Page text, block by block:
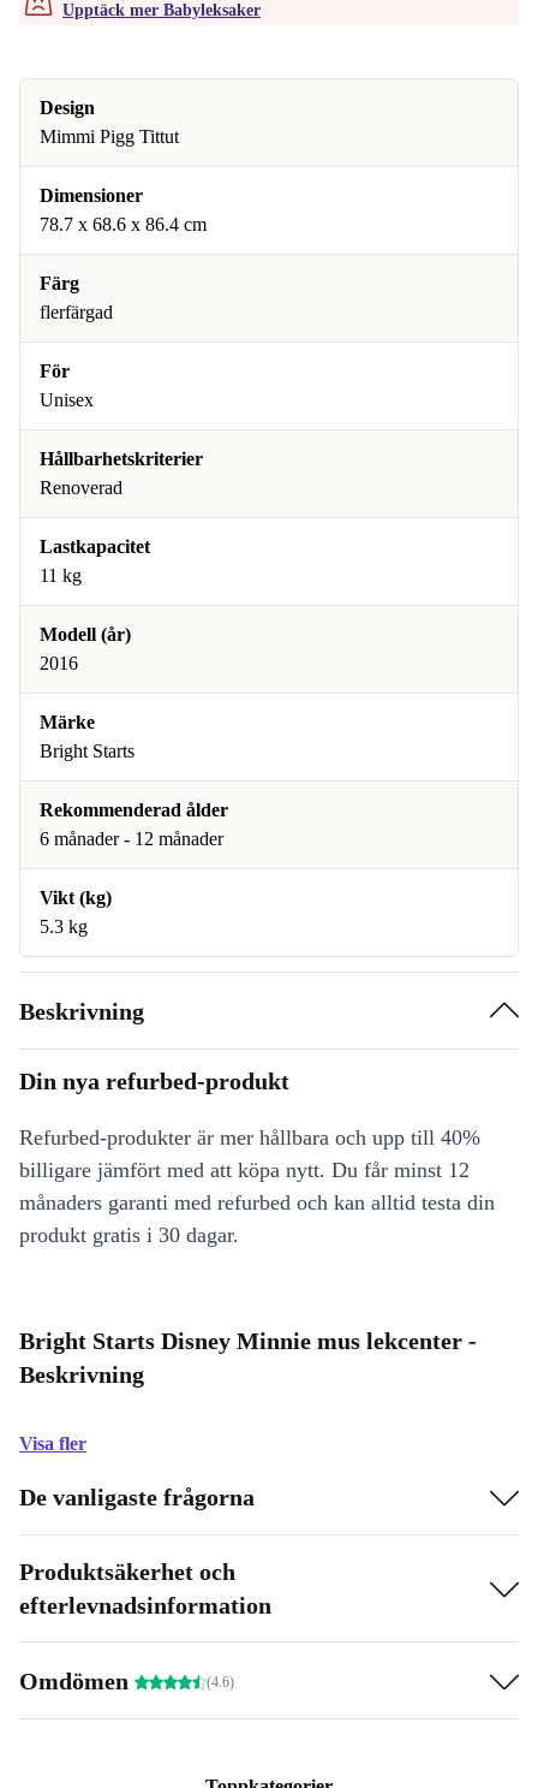
Upptäck mer Babyleksaker
Design
Mimmi Pigg Tittut
Dimensioner
78.7 x 68.6 x 86.4 cm
Färg
flerfärgad
För
Unisex
Hållbarhetskriterier
Renoverad
Lastkapacitet
11 kg
Modell (år)
2016
Märke
Bright Starts
Rekommenderad ålder
6 månader - 12 månader
Vikt (kg)
5.3 kg
Beskrivning
Din nya refurbed-produkt
Refurbed-produkter är mer hållbara och upp till 40%
billigare jämfört med att köpa nytt. Du får minst 12
månaders garanti med refurbed och kan alltid testa din
produkt gratis i 30 dagar.
Bright Starts Disney Minnie mus lekcenter -
Beskrivning
Visa fler
De vanligaste frågorna
Produktsäkerhet och
efterlevnadsinformation
Omdömen (4.6)